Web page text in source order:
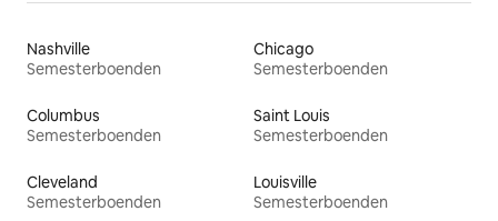
Nashville
Semesterboenden
Chicago
Semesterboenden
Columbus
Semesterboenden
Saint Louis
Semesterboenden
Cleveland
Semesterboenden
Louisville
Semesterboenden